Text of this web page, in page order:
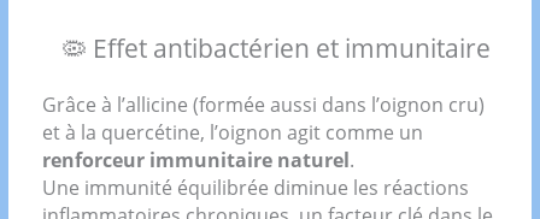
🦠 Effet antibactérien et immunitaire
Grâce à l’allicine (formée aussi dans l’oignon cru)
et à la quercétine, l’oignon agit comme un
renforceur immunitaire naturel.
Une immunité équilibrée diminue les réactions